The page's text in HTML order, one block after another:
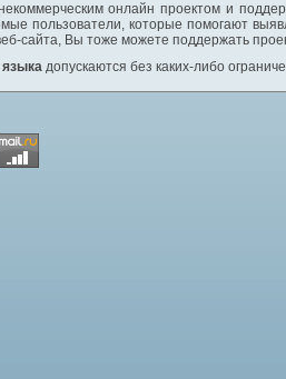
онлайн проектом и
пользователи, которые помогают
сайта, Вы тоже можете поддержать
языка допускаются без каких-либо